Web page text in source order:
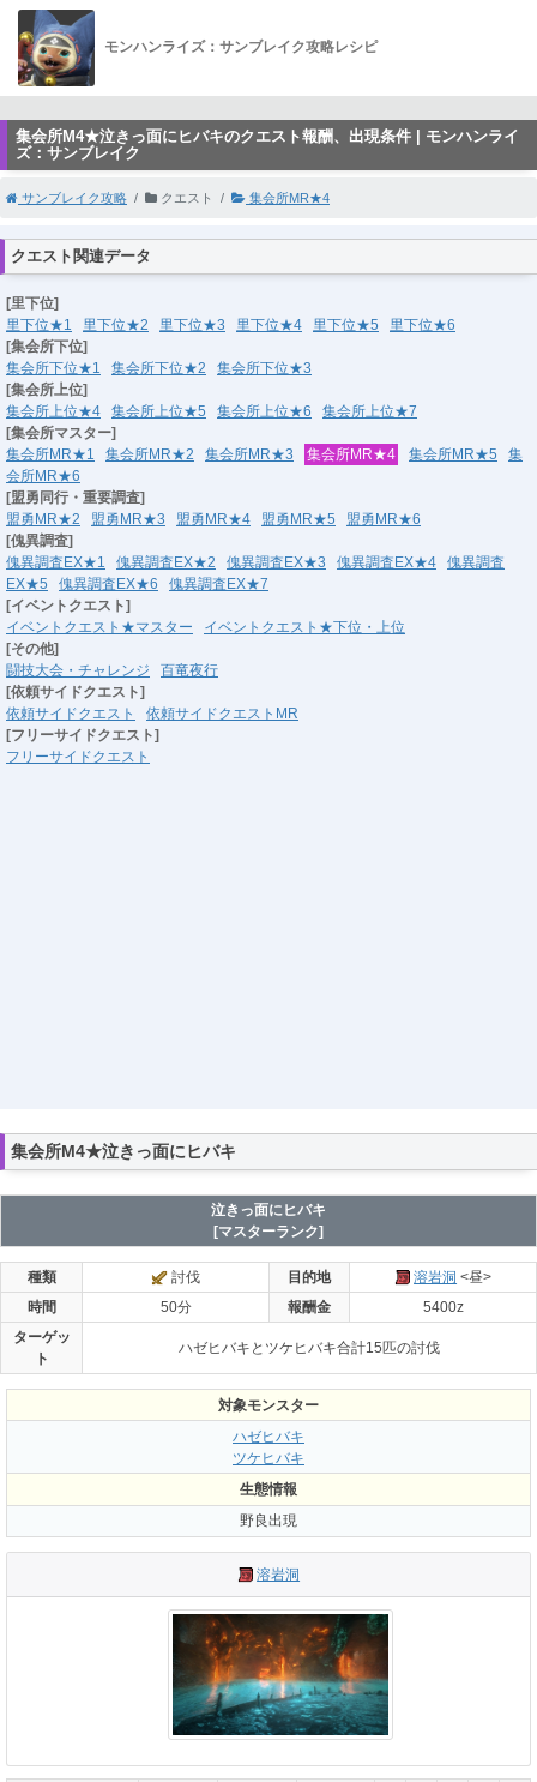
モンハンライズ：サンブレイク攻略レシピ
集会所M4★泣きっ面にヒバキのクエスト報酬、出現条件 | モンハンライ
ズ：サンブレイク
サンブレイク攻略 クエスト 集会所MR★4
クエスト関連データ
[里下位]
里下位★1
里下位★2 里下位★3 里下位★4 里下位★5
里下位★6
[集会所下位]
集会所下位★1
集会所下位★2
集会所下位★3
[集会所上位]
集会所上位★4
集会所上位★5 集会所上位★6
集会所上位★7
[集会所マスター]
集会所MR★1
集会所MR★2 集会所MR★3 集会所MR★4 集会所MR★5
集
会所MR★6
[盟勇同行・重要調査]
盟勇MR★2
盟勇MR★3 盟勇MR★4 盟勇MR★5
盟勇MR★6
[傀異調査]
傀異調査EX★1
傀異調査EX★2 傀異調査EX★3 傀異調査EX★4
傀異調査
EX★5
傀異調査EX★6
傀異調査EX★7
[イベントクエスト]
イベントクエスト★マスター
イベントクエスト★下位・上位
[その他]
闘技大会・チャレンジ
百竜夜行
[依頼サイドクエスト]
依頼サイドクエスト
依頼サイドクエストMR
[フリーサイドクエスト]
フリーサイドクエスト
集会所M4★泣きっ面にヒバキ
泣きっ面にヒバキ
[マスターランク]
種類 討伐 目的地 溶岩洞 <昼>
時間
50分 報酬金
5400z
ターゲッ
ト
ハゼヒバキとツケヒバキ合計15匹の討伐
対象モンスター
ハゼヒバキ
ツケヒバキ
生態情報
野良出現
溶岩洞